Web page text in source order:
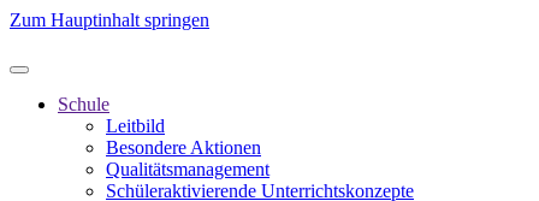
Zum Hauptinhalt springen
Schule
Leitbild
Besondere Aktionen
Qualitätsmanagement
Schüleraktivierende Unterrichtskonzepte